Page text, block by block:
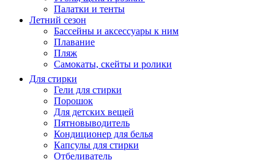
Палатки и тенты
Летний сезон
Бассейны и аксессуары к ним
Плавание
Пляж
Самокаты, скейты и ролики
Для стирки
Гели для стирки
Порошок
Для детских вещей
Пятновыводитель
Кондиционер для белья
Капсулы для стирки
Отбеливатель